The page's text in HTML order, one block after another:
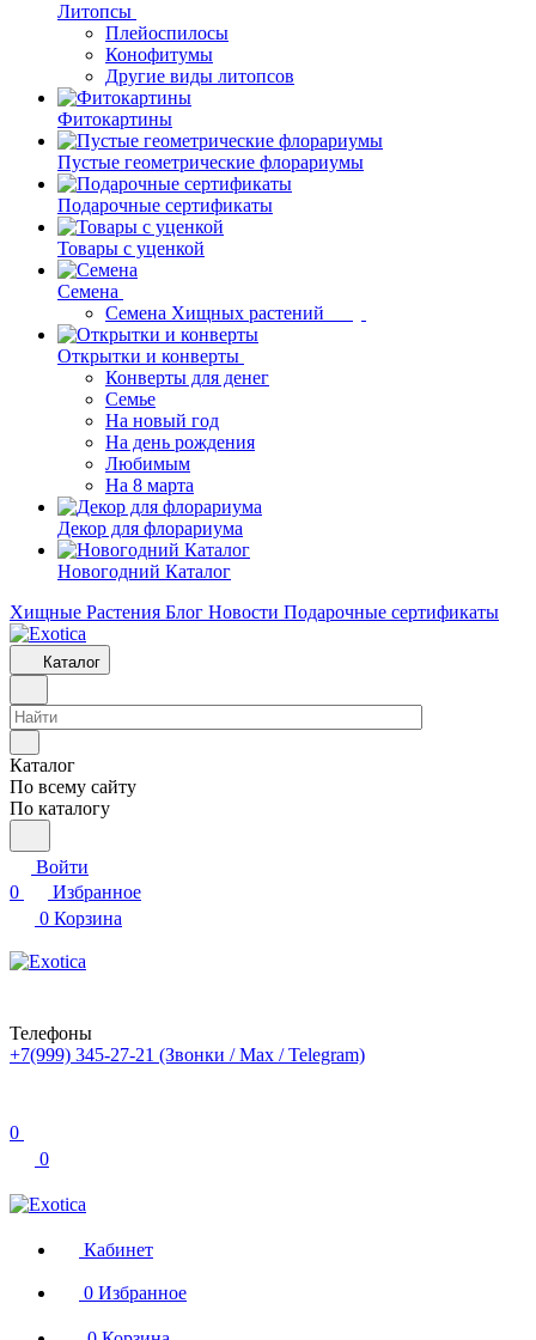
Литопсы
Плейоспилосы
Конофитумы
Другие виды литопсов
Фитокартины
Пустые геометрические флорариумы
Подарочные сертификаты
Товары с уценкой
Семена
Семена Хищных растений
Открытки и конверты
Конверты для денег
Семье
На новый год
На день рождения
Любимым
На 8 марта
Декор для флорариума
Новогодний Каталог
Хищные Растения Блог Новости Подарочные сертификаты
Каталог
Каталог
По всему сайту
По каталогу
Войти
0
Избранное
0 Корзина
Телефоны
+7(999) 345-27-21 (Звонки / Max / Telegram)
0
0
Кабинет
0 Избранное